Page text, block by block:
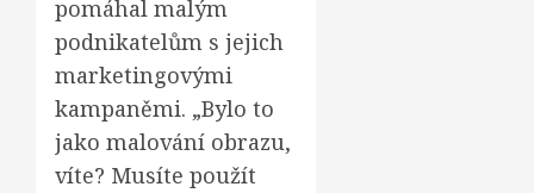
pomáhal malým
podnikatelům s jejich
marketingovými
kampaněmi. „Bylo to
jako malování obrazu,
víte? Musíte použít